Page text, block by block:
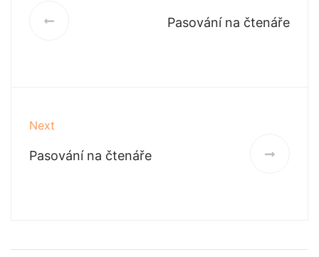
Pasování na čtenáře
Next
Pasování na čtenáře